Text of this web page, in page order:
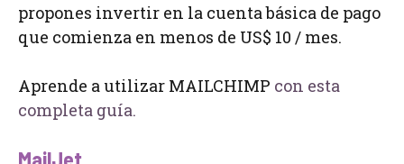
propones invertir en la cuenta básica de pago
que comienza en menos de US$ 10 / mes.
Aprende a utilizar MAILCHIMP con esta
completa guía.